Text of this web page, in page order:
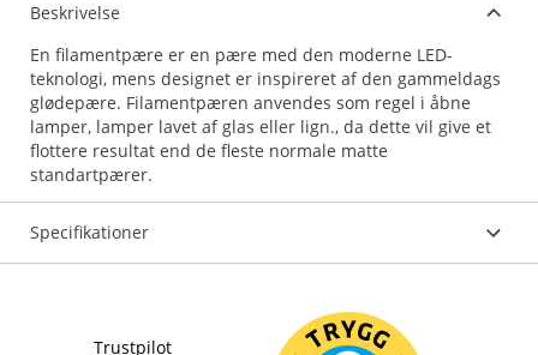
Beskrivelse
En filamentpære er en pære med den moderne LED-
teknologi, mens designet er inspireret af den gammeldags
glødepære. Filamentpæren anvendes som regel i åbne
lamper, lamper lavet af glas eller lign., da dette vil give et
flottere resultat end de fleste normale matte
Specifikationer
Trustpilot